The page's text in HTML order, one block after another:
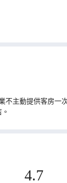
主動提供客房一
4.7